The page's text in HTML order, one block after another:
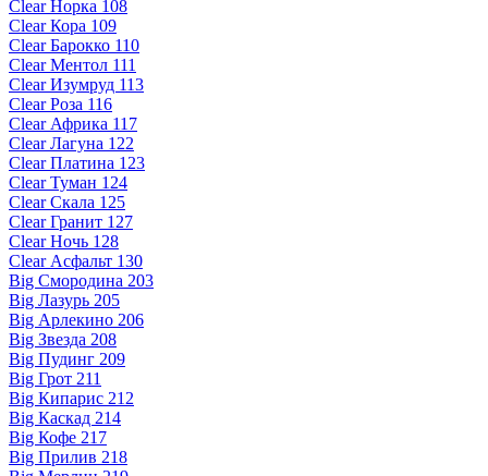
Clear Норка 108
Clear Кора 109
Clear Барокко 110
Clear Ментол 111
Clear Изумруд 113
Clear Роза 116
Clear Африка 117
Clear Лагуна 122
Clear Платина 123
Clear Туман 124
Clear Скала 125
Clear Гранит 127
Clear Ночь 128
Clear Асфальт 130
Big Смородина 203
Big Лазурь 205
Big Арлекино 206
Big Звезда 208
Big Пудинг 209
Big Грот 211
Big Кипарис 212
Big Каскад 214
Big Кофе 217
Big Прилив 218